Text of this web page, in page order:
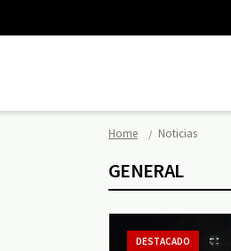
Home Noticias
GENERAL
DESTACADO